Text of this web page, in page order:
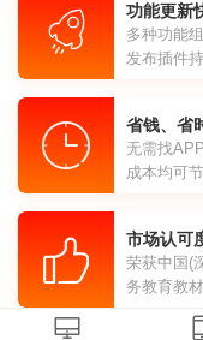
功能更新
多种功能
发布插件
省钱、省
无需找
成本均可
市场认可
荣获中国(
务教育教